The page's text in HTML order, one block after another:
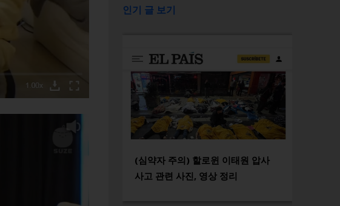
인기 글 보기
(심약자 주의) 할로윈 이태원 압사
사고 관련 사진, 영상 정리